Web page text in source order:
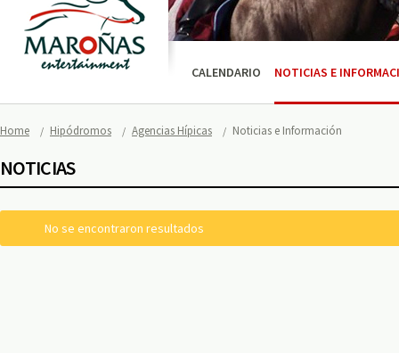
CALENDARIO NOTICIAS E
Home Hipódromos Agencias Hípicas Noticias e Información
NOTICIAS
No se encontraron resultados